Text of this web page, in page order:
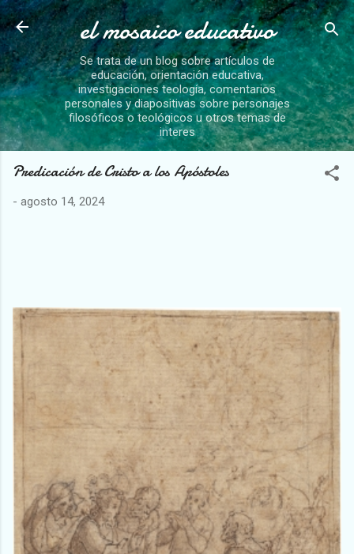
Ir al contenido principal
el mosaico educativo
Se trata de un blog sobre artículos de
educación, orientación educativa,
investigaciones teología, comentarios
personales y diapositivas sobre personajes
filosóficos o teológicos u otros temas de
interes
Predicación de Cristo a los Apóstoles
- agosto 14, 2024